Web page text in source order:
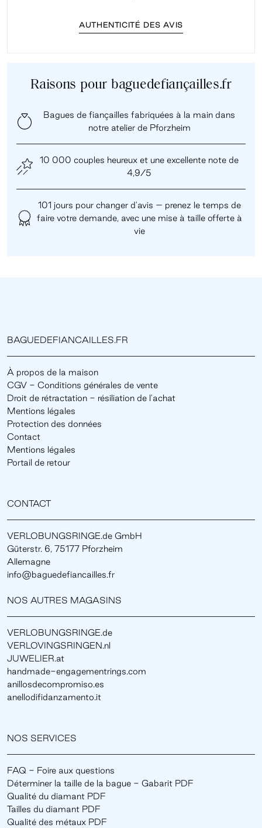
AUTHENTICITÉ DES AVIS
Raisons pour baguedefiançailles.fr
Bagues de fiançailles fabriquées à la main dans
notre atelier de Pforzheim
10 000 couples heureux et une excellente note de
4,9/5
101 jours pour changer d'avis – prenez le temps de
faire votre demande, avec une mise à taille offerte à
vie
BAGUEDEFIANCAILLES.FR
À propos de la maison
CGV - Conditions générales de vente
Droit de rétractation - résiliation de l'achat
Mentions légales
Protection des données
Contact
Mentions légales
Portail de retour
CONTACT
VERLOBUNGSRINGE.de GmbH
Güterstr. 6, 75177 Pforzheim
Allemagne
info@baguedefiancailles.fr
NOS AUTRES MAGASINS
VERLOBUNGSRINGE.de
VERLOVINGSRINGEN.nl
JUWELIER.at
handmade-engagementrings.com
anillosdecompromiso.es
anellodifidanzamento.it
NOS SERVICES
FAQ - Foire aux questions
Déterminer la taille de la bague - Gabarit PDF
Qualité du diamant PDF
Tailles du diamant PDF
Qualité des métaux PDF